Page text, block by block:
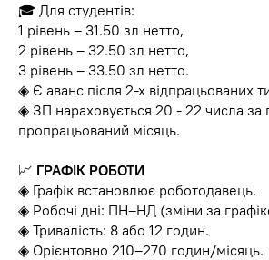
🎓 Для студентів:
1 рівень – 31.50 зл нетто,
2 рівень – 32.50 зл нетто,
3 рівень – 33.50 зл нетто.
◈ Є аванс після 2-х відпрацьованих
◈ ЗП нараховується 20 - 22 числа за
пропрацьований місяць.
📈 ГРАФІК РОБОТИ
◈ Графік встановлює роботодавець.
◈ Робочі дні: ПН–НД (зміни за
◈ Тривалість: 8 або 12 годин.
◈ Орієнтовно 210–270 годин/місяць.